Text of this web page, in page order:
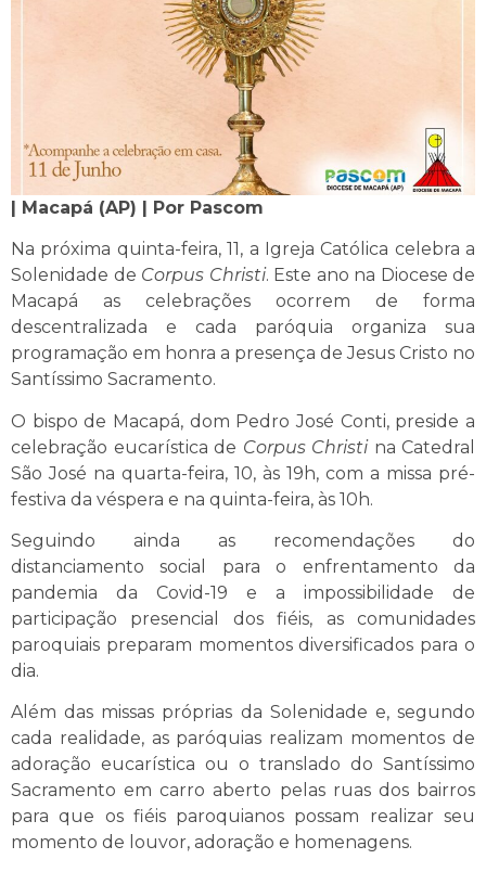
| Macapá (AP) | Por Pascom
Na próxima quinta-feira, 11, a Igreja Católica celebra a
Solenidade de Corpus Christi. Este ano na Diocese de
Macapá as celebrações ocorrem de forma
descentralizada e cada paróquia organiza sua
programação em honra a presença de Jesus Cristo no
Santíssimo Sacramento.
O bispo de Macapá, dom Pedro José Conti, preside a
celebração eucarística de Corpus Christina Catedral
São José na quarta-feira, 10, às 19h, com a missa pré-
festiva da véspera e na quinta-feira, às 10h.
Seguindo ainda as recomendações do
distanciamento social para o enfrentamento da
pandemia da Covid-19 e a impossibilidade de
participação presencial dos fiéis, as comunidades
paroquiais preparam momentos diversificados para o
dia.
Além das missas próprias da Solenidade e, segundo
cada realidade, as paróquias realizam momentos de
adoração eucarística ou o translado do Santíssimo
Sacramento em carro aberto pelas ruas dos bairros
para que os fiéis paroquianos possam realizar seu
momento de louvor, adoração e homenagens.